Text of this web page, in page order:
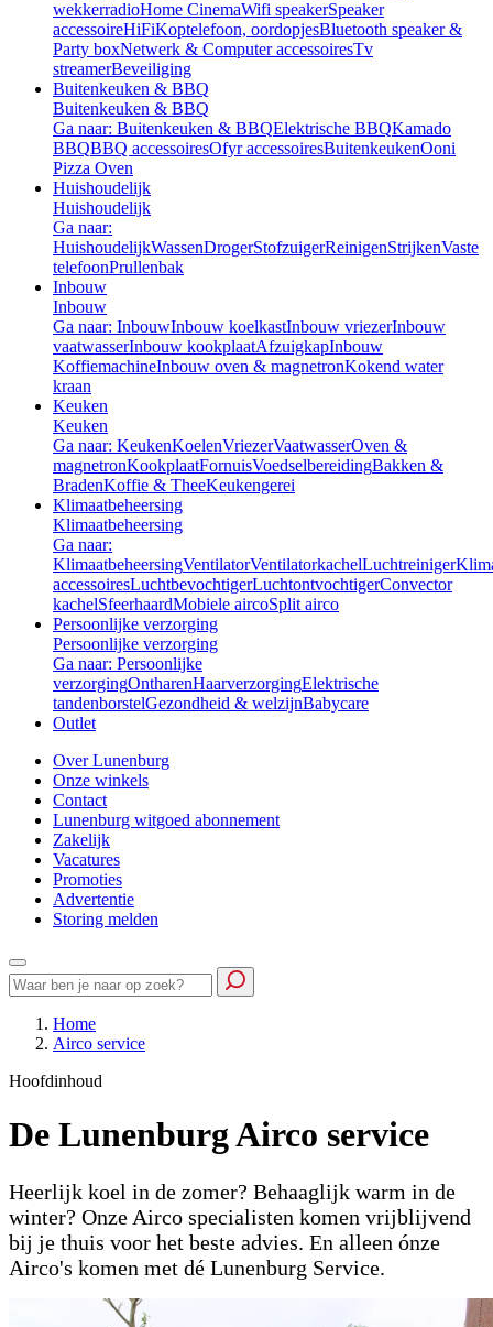
wekkerradioHome CinemaWifi speakerSpeaker
accessoireHiFiKoptelefoon, oordopjesBluetooth speaker &
Party boxNetwerk & Computer accessoiresTv
streamerBeveiliging
Buitenkeuken & BBQ
Buitenkeuken & BBQ
Ga naar: Buitenkeuken & BBQElektrische BBQKamado
BBQBBQ accessoiresOfyr accessoiresBuitenkeukenOoni
Pizza Oven
Huishoudelijk
Huishoudelijk
Ga naar:
HuishoudelijkWassenDrogerStofzuigerReinigenStrijkenVaste
telefoonPrullenbak
Inbouw
Inbouw
Ga naar: InbouwInbouw koelkastInbouw vriezerInbouw
vaatwasserInbouw kookplaatAfzuigkapInbouw
KoffiemachineInbouw oven & magnetronKokend water
kraan
Keuken
Keuken
Ga naar: KeukenKoelenVriezerVaatwasserOven &
magnetronKookplaatFornuisVoedselbereidingBakken &
BradenKoffie & TheeKeukengerei
Klimaatbeheersing
Klimaatbeheersing
Ga naar:
KlimaatbeheersingVentilatorVentilatorkachelLuchtreiniger
accessoiresLuchtbevochtigerLuchtontvochtigerConvector
kachelSfeerhaardMobiele aircoSplit airco
Persoonlijke verzorging
Persoonlijke verzorging
Ga naar: Persoonlijke
verzorgingOntharenHaarverzorgingElektrische
tandenborstelGezondheid & welzijnBabycare
Outlet
Over Lunenburg
Onze winkels
Contact
Lunenburg witgoed abonnement
Zakelijk
Vacatures
Promoties
Advertentie
Storing melden
Home
Airco service
Hoofdinhoud
De Lunenburg Airco service
Heerlijk koel in de zomer? Behaaglijk warm in de
winter? Onze Airco specialisten komen vrijblijvend
bij je thuis voor het beste advies. En alleen ónze
Airco's komen met dé Lunenburg Service.